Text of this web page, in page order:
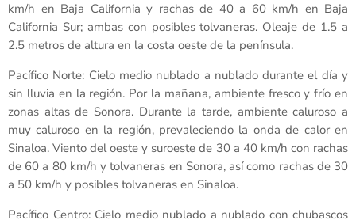
km/h en Baja California y rachas de 40 a 60 km/h en Baja
California Sur; ambas con posibles tolvaneras. Oleaje de 1.5 a
2.5 metros de altura en la costa oeste de la península.
Pacífico Norte: Cielo medio nublado a nublado durante el día y
sin lluvia en la región. Por la mañana, ambiente fresco y frío en
zonas altas de Sonora. Durante la tarde, ambiente caluroso a
muy caluroso en la región, prevaleciendo la onda de calor en
Sinaloa. Viento del oeste y suroeste de 30 a 40 km/h con rachas
de 60 a 80 km/h y tolvaneras en Sonora, así como rachas de 30
a 50 km/h y posibles tolvaneras en Sinaloa.
Pacífico Centro: Cielo medio nublado a nublado con chubascos